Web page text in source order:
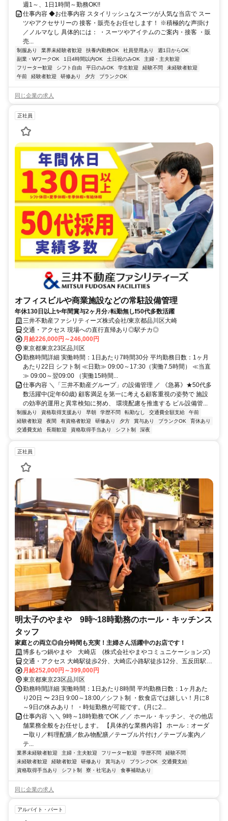
週1～、1日1時間～勤務OK!!
仕事内容 ◆お仕事内容 スタイリッシュなスーツが人気な当店で スー
ツやアクセサリーの 接客・販売をお任せします！ ※積極的な声掛け
／ノルマなし 具体的には： ・スーツやアイテムのご案内・接客 ・販
売...
制服あり 業界未経験者歓迎 扶養内勤務OK 社員登用あり
週1日からOK
副業・WワークOK
1日4時間以内OK 土日祝のみOK
主婦・主夫歓迎
フリーター歓迎
シフト自由 平日のみOK 学生歓迎 経験不問
未経験者歓迎
午前
経験者歓迎 研修あり 夕方 ブランクOK
同じ企業の求人
正社員
オフィスビルや商業施設などの常駐設備管理
年休130日以上✨年間賞与2ヶ月分♪転勤無し❗50代多数活躍
三井不動産ファシリティーズ株式会社/東京都品川区大崎
交通・アクセス 現場への直行直帰あり◎駅チカ◎
月給226,000円～246,000円
東京都東京23区品川区
勤務時間詳細 実働時間：1日あたり7時間30分 平均勤務日数：1ヶ月
あたり22日 シフト制 ≪日勤≫ 09:00～17:30（実働7.5時間） ≪当直
≫ 09:00～翌09:00 （実働15時間...
仕事内容 ＼「三井不動産グループ」の設備管理 ／ 《急募》★50代多
数活躍中(定年60歳) 顧客満足を第一に考える顧客重視の姿勢で 施設
の効率的運用と異常検知に努め、 環境配慮を推進する ビル設備管...
制服あり 資格取得支援あり 早朝 学歴不問 転勤なし 交通費全額支給
午前
経験者歓迎
夜間 有資格者歓迎 研修あり 夕方 賞与あり ブランクOK
育休あり
交通費支給
長期歓迎 資格取得手当あり シフト制 深夜
正社員
明太子のやまや 9時~18時勤務のホール・キッチンス
タッフ
家庭との両立◎自分時間も充実！主婦さん活躍中のお店です！
博多もつ鍋やまや 大崎店 (株式会社やまやコミュニケーションズ)
交通・アクセス 大崎駅徒歩2分、大崎広小路駅徒歩12分、五反田駅徒
歩16分
月給252,000円～399,000円
東京都東京23区品川区
勤務時間詳細 実働時間：1日あたり8時間 平均勤務日数：1ヶ月あた
り20日 〜 23日 9:00～18:00／シフト制 ・飲食店では嬉しい！月に8
～9日の休みあり！ ・時短勤務が可能です。(月に2...
仕事内容 ＼＼ 9時～18時勤務でOK ／／ ホール・キッチン、その他店
舗業務全般をお任せします。 【具体的な業務内容】 ホール：オーダ
ー取り／料理配膳／飲み物配膳／テーブル片付け／テーブル案内／
テ...
業界未経験者歓迎 主婦・主夫歓迎 フリーター歓迎 学歴不問
経験不問
未経験者歓迎
経験者歓迎 研修あり 賞与あり ブランクOK
交通費支給
資格取得手当あり
シフト制 寮・社宅あり 食事補助あり
同じ企業の求人
アルバイト・パート